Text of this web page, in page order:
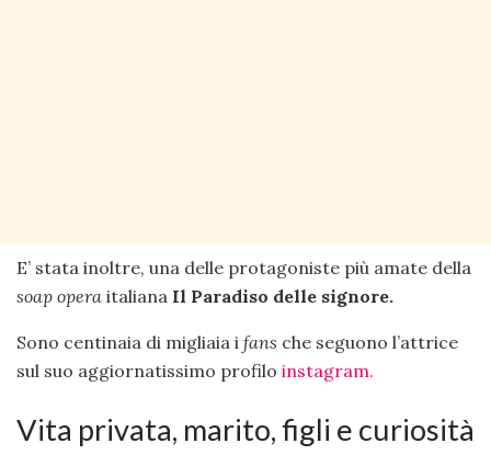
E’ stata inoltre, una delle protagoniste più amate della
soap opera italiana Il Paradiso delle signore.
Sono centinaia di migliaia i fans che seguono l’attrice
sul suo aggiornatissimo profilo instagram.
Vita privata, marito, figli e curiosità